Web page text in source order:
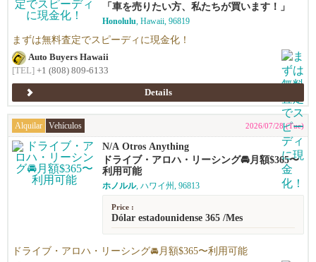
「車を売りたい方、私たちが買います！」
Honolulu, Hawaii, 96819
まずは無料査定でスピーディに現金化！
Auto Buyers Hawaii
[TEL] +1 (808) 809-6133
Details
Alquilar Vehículos 2026/07/28 (Tue)
N/A Otros Anything
ドライブ・アロハ・リーシング🚘️月額$365〜
利用可能
ホノルル, ハワイ州, 96813
Price :
Dólar estadounidense 365 /Mes
ドライブ・アロハ・リーシング🚘️月額$365〜利用可能